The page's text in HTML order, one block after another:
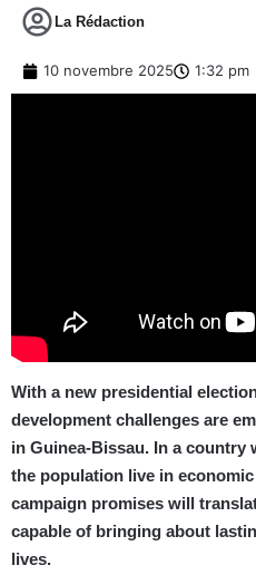
La Rédaction
10 novembre 2025 1:32 pm
With a new presidential
development challenges are
in Guinea-Bissau. In a
the population live in
campaign promises will
capable of bringing about
lives.